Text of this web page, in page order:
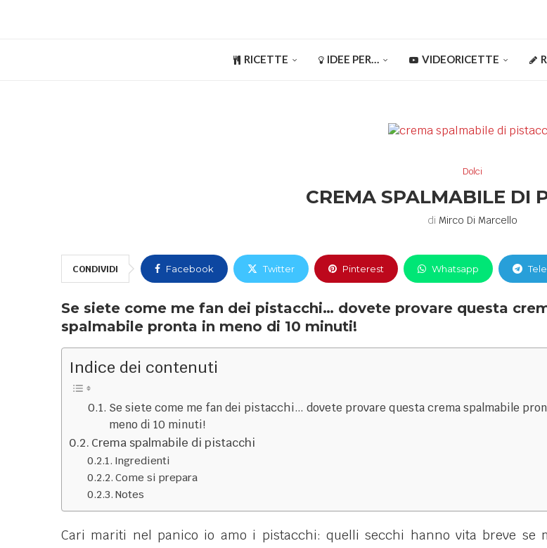
RICETTE IDEE PER… VIDEORICETTE
Dolci
CREMA SPALMABILE DI
di Mirco Di Marcello
CONDIVIDI Facebook Twitter Pinterest Whatsapp
Se siete come me fan dei pistacchi… dovete provare questa
spalmabile pronta in meno di 10 minuti!
Indice dei contenuti
Se siete come me fan dei pistacchi… dovete provare questa crema spalmabile
meno di 10 minuti!
Crema spalmabile di pistacchi
Ingredienti
Come si prepara
Notes
Cari mariti nel panico io amo i pistacchi: quelli secchi hanno vita breve se